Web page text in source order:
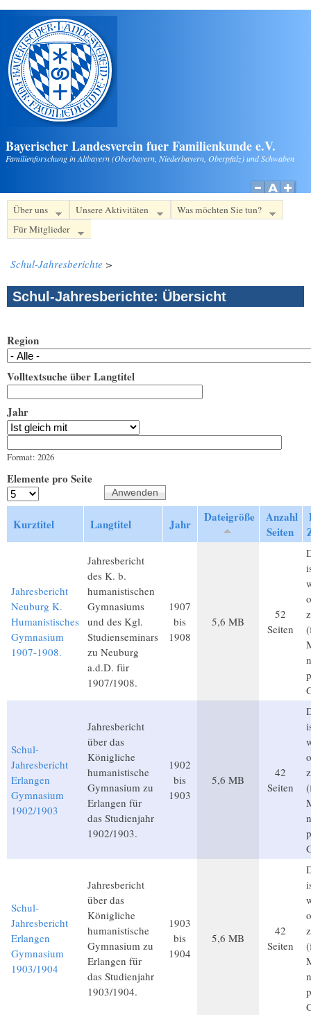
Direkt zum Inhalt
Bayerischer Landesverein fuer Familienkunde e.V.
Familienforschung in Altbayern (Oberbayern, Niederbayern, Oberpfalz) und Schwaben
Über uns Unsere Aktivitäten
Was möchten Sie tun?
Für Mitglieder
Schul-Jahresberichte >
Schul-Jahresberichte: Übersicht
Region
Volltextsuche über Langtitel
Jahr
Format: 2026
Elemente pro Seite
Kurztitel Langtitel Jahr Dateigröße
Anzahl
Seiten
Jahresbericht
Neuburg K.
Humanistisches
Gymnasium
1907-1908.
Jahresbericht
des K. b.
humanistischen
Gymnasiums
und des Kgl.
Studienseminars
zu Neuburg
a.d.D. für
1907/1908.
1907
bis
1908
5,6 MB
52
Seiten
Schul-
Jahresbericht
Erlangen
Gymnasium
1902/1903
Jahresbericht
über das
Königliche
humanistische
Gymnasium zu
Erlangen für
das Studienjahr
1902/1903.
1902
bis
1903
5,6 MB
42
Seiten
Schul-
Jahresbericht
Erlangen
Gymnasium
1903/1904
Jahresbericht
über das
Königliche
humanistische
Gymnasium zu
Erlangen für
das Studienjahr
1903/1904.
1903
bis
1904
5,6 MB
42
Seiten